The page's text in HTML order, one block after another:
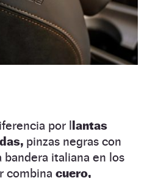
por l
lantas
pinzas negras con
bandera italiana en los
combina cuero,